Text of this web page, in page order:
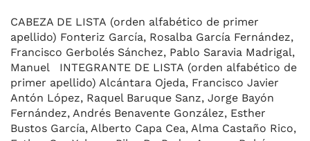
CABEZA DE LISTA (orden alfabético de primer
apellido) Fonteriz García, Rosalba García Fernández,
Francisco Gerbolés Sánchez, Pablo Saravia Madrigal,
Manuel INTEGRANTE DE LISTA (orden alfabético de
primer apellido) Alcántara Ojeda, Francisco Javier
Antón López, Raquel Baruque Sanz, Jorge Bayón
Fernández, Andrés Benavente González, Esther
Bustos García, Alberto Capa Cea, Alma Castaño Rico,